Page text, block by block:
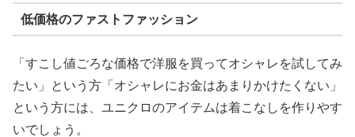
低価格のファストファッション
「すこし値ごろな価格で洋服を買ってオシャレを試してみ
たい」という方「オシャレにお金はあまりかけたくない」
という方には、ユニクロのアイテムは着こなしを作りやす
いでしょう。